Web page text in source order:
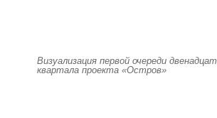
Визуализация первой очереди
квартала проекта «Остров»